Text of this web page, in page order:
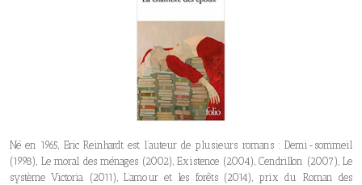
Né en 1965, Eric Reinhardt est l’auteur de plusieurs romans : Demi-sommeil
(1998), Le moral des ménages (2002), Existence (2004), Cendrillon (2007), Le
système Victoria (2011), L’amour et les forêts (2014), prix du Roman des